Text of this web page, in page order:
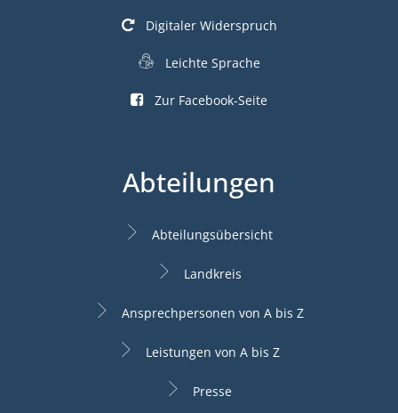
Digitaler Widerspruch
Leichte Sprache
Zur Facebook-Seite
Abteilungen
Abteilungsübersicht
Landkreis
Ansprechpersonen von A bis Z
Leistungen von A bis Z
Presse